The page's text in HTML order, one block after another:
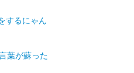
するにゃん
葉が蘇った